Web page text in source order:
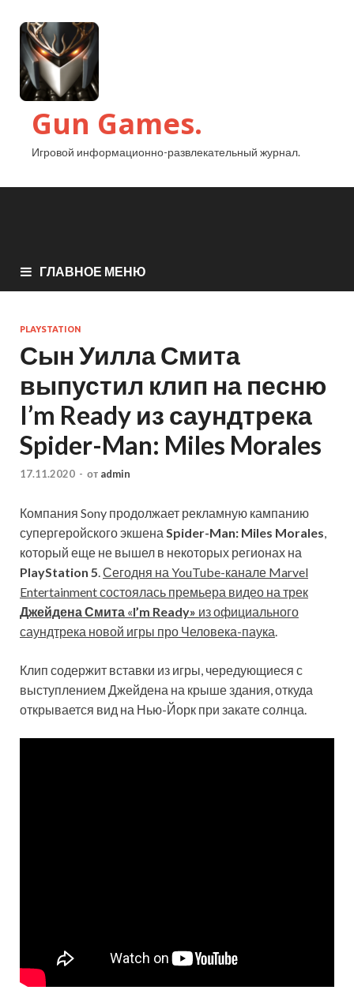
Gun Games.
Игровой информационно-развлекательный журнал.
ГЛАВНОЕ МЕНЮ
PLAYSTATION
Сын Уилла Смита
выпустил клип на песню
I’m Ready из саундтрека
Spider-Man: Miles Morales
17.11.2020 - от admin
Компания Sony продолжает рекламную кампанию
супергеройского экшена Spider-Man: Miles Morales
который еще не вышел в некоторых регионах на
PlayStation 5 Сегодня на YouTube-канале Marvel
Entertainment состоялась премьера видео на трек
Джейдена Смита «I’m Ready» из официального
саундтрека новой игры про Человека-паука
Клип содержит вставки из игры, чередующиеся с
выступлением Джейдена на крыше здания, откуда
открывается вид на Нью-Йорк при закате солнца.